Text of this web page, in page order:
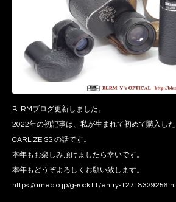
BLRMブログ更新しました。
2022年の初記事は、私が生まれて初めて購入した
CARL ZEISS の話です。
本年もお楽しみ頂けましたら幸いです。
本年もどうぞよろしくお願い致します。
https://ameblo.jp/g-rock11/entry-